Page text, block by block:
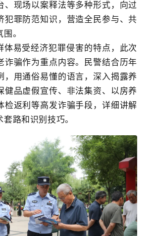
、现场以案释法等多种形式，向过
犯罪防范知识，营造全民参与、共
。
体易受经济犯罪侵害的特点，此次
诈骗作为重点内容。民警结合历年
，用通俗易懂的语言，深入揭露养
健品虚假宣传、非法集资、以房养
检返利等高发诈骗手段，详细讲解
路和识别技巧。